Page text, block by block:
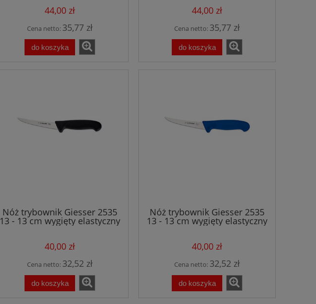
44,00 zł
Cena netto: 35,77 zł
do koszyka
44,00 zł
Cena netto: 35,77 zł
do koszyka
Nóż trybownik Giesser 2535
13 - 13 cm wygięty elastyczny
czarny
40,00 zł
Cena netto: 32,52 zł
do koszyka
Nóż trybownik Giesser 2535
13 - 13 cm wygięty elastyczny
niebieski
40,00 zł
Cena netto: 32,52 zł
do koszyka